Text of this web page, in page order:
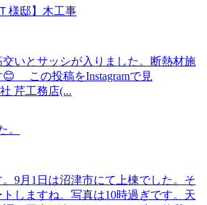
様邸】木工事
交いとサッシが入りました。断熱材施
😊 この投稿をInstagramで見
工務店(...
。
9月1日は沼津市にて上棟でした。そ
しますね。写真は10時過ぎです。天